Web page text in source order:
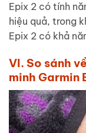
Epix 2 có tính
hiệu quả, trong
Epix 2 có khả
VI. So sánh
minh Garmin